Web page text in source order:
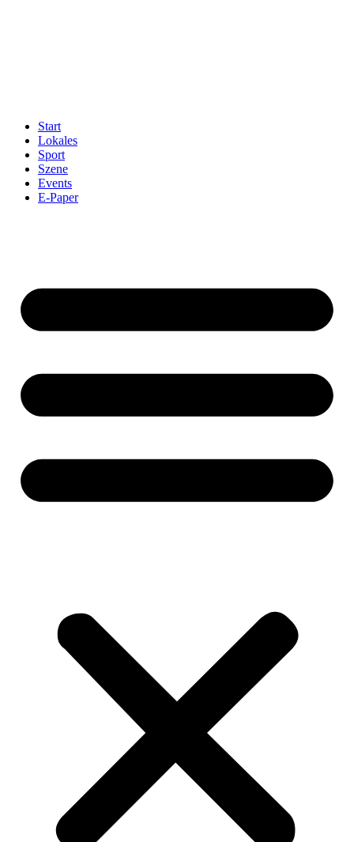
Start
Lokales
Sport
Szene
Events
E-Paper